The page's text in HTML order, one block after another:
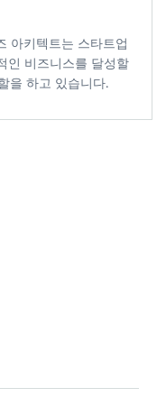
아키텍트는 스타트업
인 비즈니스를 달성할
을 하고 있습니다.